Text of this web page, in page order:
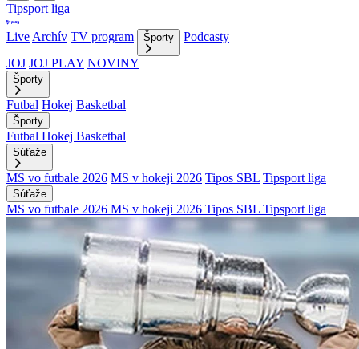
Tipsport liga
Live Archív TV program Športy
Podcasty
JOJ JOJ PLAY NOVINY
Športy
Futbal Hokej Basketbal
Športy
Futbal Hokej Basketbal
Súťaže
MS vo futbale 2026 MS v hokeji 2026 Tipos SBL Tipsport liga
Súťaže
MS vo futbale 2026 MS v hokeji 2026 Tipos SBL Tipsport liga